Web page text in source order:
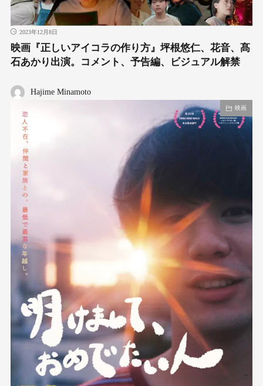
2023年12月8日
映画『正しいアイコラの作り方』坪根悠仁、花音、髙
石あかり出演。コメント、予告編、ビジュアル解禁
Hajime Minamoto
映画